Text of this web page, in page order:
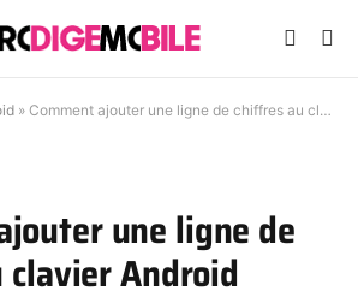
» Comment ajouter une ligne de chiffres au clavier Android
une ligne de
Android